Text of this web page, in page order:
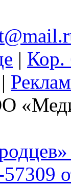
| Кор.
|